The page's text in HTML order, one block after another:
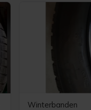
Winterbanden